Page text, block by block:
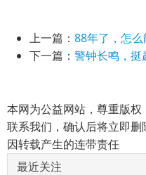
上一篇： 88年了，怎么
下一篇： 警钟长鸣，挺
本网为公益网站，尊重版
联系我们，确认后将立即
因转载产生的连带责任
最近关注